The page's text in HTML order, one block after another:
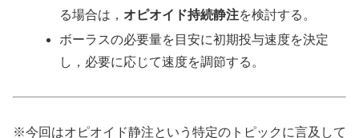
る場合は， オピオイド持続静注を検討する。
ボーラスの必要量を目安に初期投与速度を決定
し，必要に応じて速度を調節する。
※今回はオピオイド静注という特定のトピックに言及して